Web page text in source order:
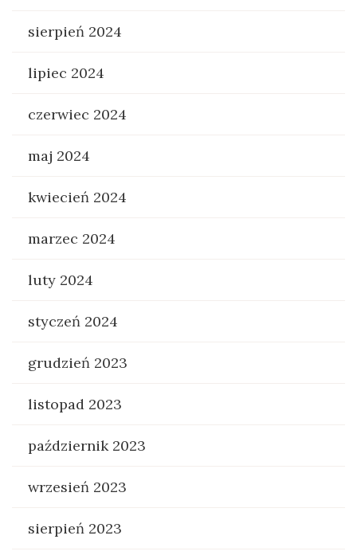
sierpień 2024
lipiec 2024
czerwiec 2024
maj 2024
kwiecień 2024
marzec 2024
luty 2024
styczeń 2024
grudzień 2023
listopad 2023
październik 2023
wrzesień 2023
sierpień 2023